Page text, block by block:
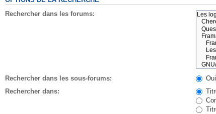
Rechercher dans les forums:
Rechercher dans les sous-forums: Oui
Rechercher dans: